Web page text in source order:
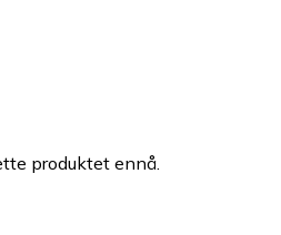
produktet ennå.